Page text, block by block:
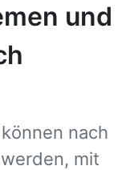
und
nach
mit